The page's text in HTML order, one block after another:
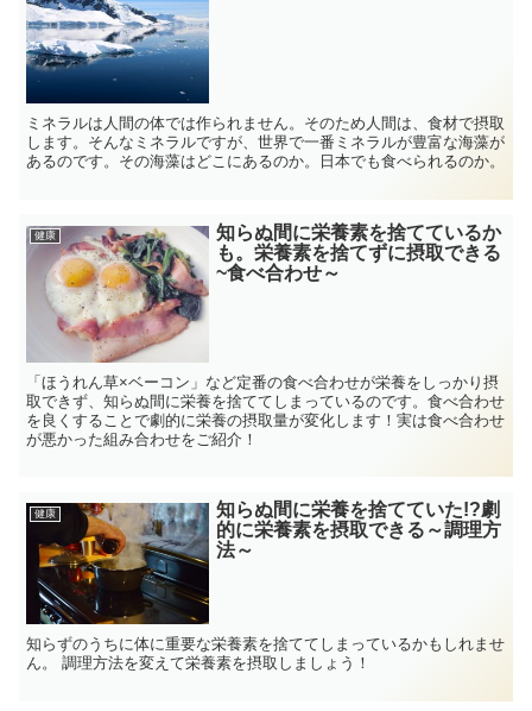
ミネラルは人間の体では作られません。そのため人間は、食材で摂取
します。そんなミネラルですが、世界で一番ミネラルが豊富な海藻が
あるのです。その海藻はどこにあるのか。日本でも食べられるのか。
健康
知らぬ間に栄養素を捨てているか
も。栄養素を捨てずに摂取できる
~食べ合わせ～
「ほうれん草×ベーコン」など定番の食べ合わせが栄養をしっかり摂
取できず、知らぬ間に栄養を捨ててしまっているのです。食べ合わせ
を良くすることで劇的に栄養の摂取量が変化します！実は食べ合わせ
が悪かった組み合わせをご紹介！
健康
知らぬ間に栄養を捨てていた!?劇
的に栄養素を摂取できる～調理方
法～
知らずのうちに体に重要な栄養素を捨ててしまっているかもしれませ
ん。 調理方法を変えて栄養素を摂取しましょう！